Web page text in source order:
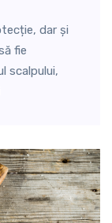
dar și
fie
scalpului,